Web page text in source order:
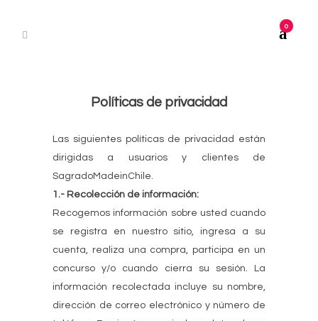
0
Políticas de privacidad
Las siguientes políticas de privacidad están
dirigidas a usuarios y clientes de
SagradoMadeinChile.
1.- Recolección de información:
Recogemos información sobre usted cuando
se registra en nuestro sitio, ingresa a su
cuenta, realiza una compra, participa en un
concurso y/o cuando cierra su sesión. La
información recolectada incluye su nombre,
dirección de correo electrónico y número de